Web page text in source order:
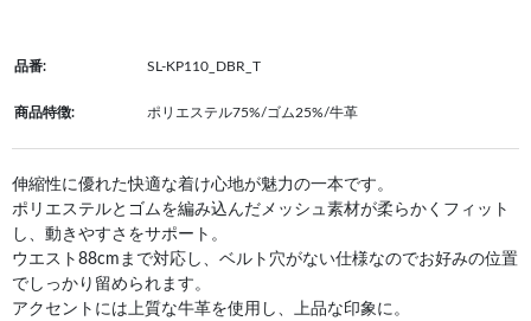
品番: SL-KP110_DBR_T
商品特徴: ポリエステル75%/ゴム25%/牛革
伸縮性に優れた快適な着け心地が魅力の一本です。
ポリエステルとゴムを編み込んだメッシュ素材が柔らかくフィット
し、動きやすさをサポート。
ウエスト88cmまで対応し、ベルト穴がない仕様なのでお好みの位置
でしっかり留められます。
アクセントには上質な牛革を使用し、上品な印象に。